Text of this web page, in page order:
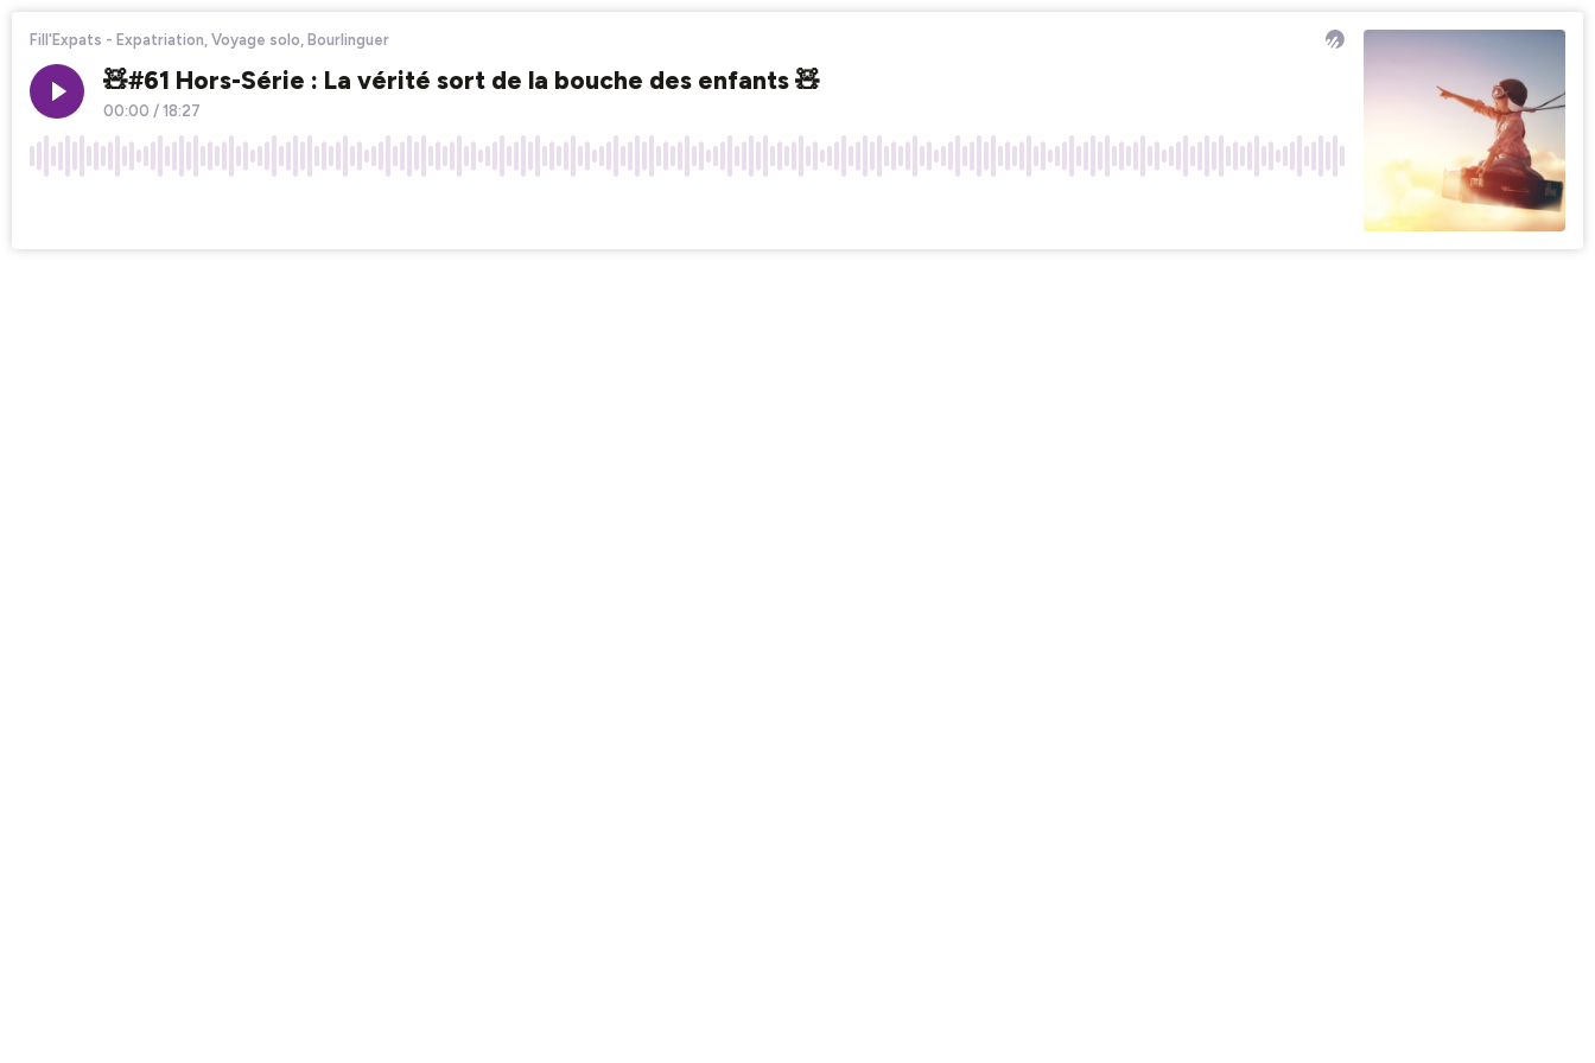
Fill'Expats - Expatriation, Voyage solo, Bourlinguer
🧸#61 Hors-Série : La vérité sort de la bouche des enfants 🧸
00:00 /18:27